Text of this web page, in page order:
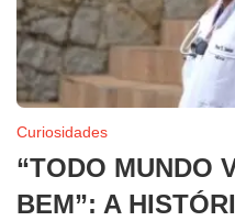
Curiosidades
“TODO MUNDO
BEM”: A